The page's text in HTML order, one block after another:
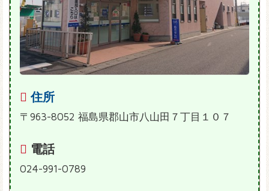
住所
〒963-8052 福島県郡山市八山田７丁目１０７
電話
024-991-0789